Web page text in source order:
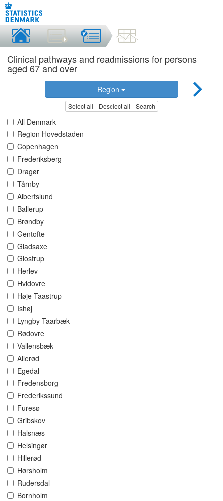
Clinical pathways and readmissions for persons
aged 67 and over
Region
Select all Deselect all Search
All Denmark
Region Hovedstaden
Copenhagen
Frederiksberg
Dragør
Tårnby
Albertslund
Ballerup
Brøndby
Gentofte
Gladsaxe
Glostrup
Herlev
Hvidovre
Høje-Taastrup
Ishøj
Lyngby-Taarbæk
Rødovre
Vallensbæk
Allerød
Egedal
Fredensborg
Frederikssund
Furesø
Gribskov
Halsnæs
Helsingør
Hillerød
Hørsholm
Rudersdal
Bornholm